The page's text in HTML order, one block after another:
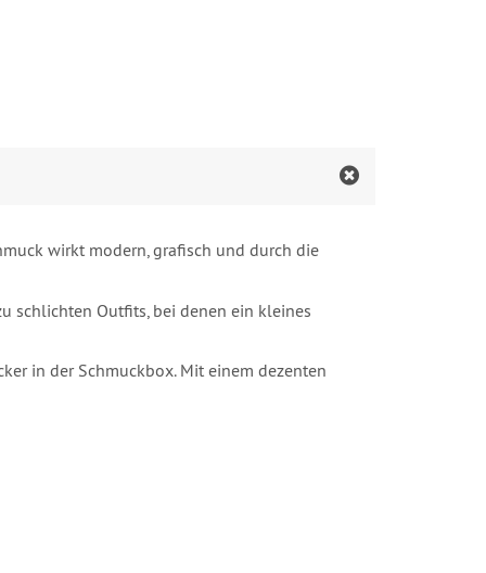
wirkt modern, grafisch und durch die
schlichten Outfits, bei denen ein kleines
in der Schmuckbox. Mit einem dezenten